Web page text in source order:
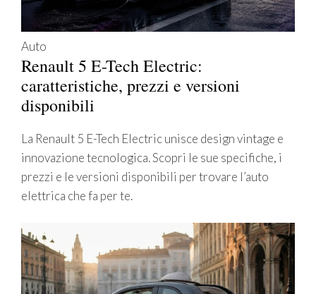
Auto
Renault 5 E-Tech Electric:
caratteristiche, prezzi e versioni
disponibili
La Renault 5 E-Tech Electric unisce design vintage e
innovazione tecnologica. Scopri le sue specifiche, i
prezzi e le versioni disponibili per trovare l’auto
elettrica che fa per te.